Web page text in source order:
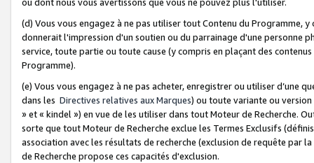
(d) Vous vous engagez à ne pas utiliser tout Contenu du Programme,
donnerait l'impression d'un soutien ou du parrainage d'une personne
service, toute partie ou toute cause (y compris en plaçant des
Programme).
(e) Vous vous engagez à ne pas acheter, enregistrer ou utiliser d’une
dans les Directives relatives aux Marques) ou toute variante ou
» et « kindel ») en vue de les utiliser dans tout Moteur de Recherche.
sorte que tout Moteur de Recherche exclue les Termes Exclusifs
association avec les résultats de recherche (exclusion de requête
de Recherche propose ces capacités d'exclusion.